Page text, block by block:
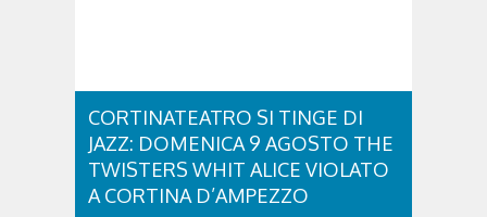
CORTINATEATRO SI TINGE DI
JAZZ: DOMENICA 9 AGOSTO THE
TWISTERS WHIT ALICE VIOLATO
A CORTINA D’AMPEZZO